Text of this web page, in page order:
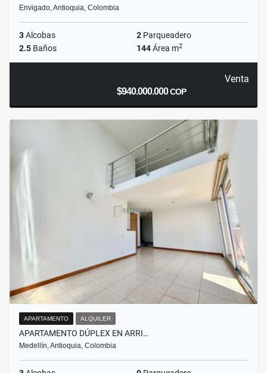
Envigado, Antioquia, Colombia
3Alcobas 2 Parqueadero
2.5 Baños 144Área m2
Venta
$940.000.000COP
APARTAMENTO ALQUILER
APARTAMENTO DÚPLEX EN ARRI…
Medellín, Antioquia, Colombia